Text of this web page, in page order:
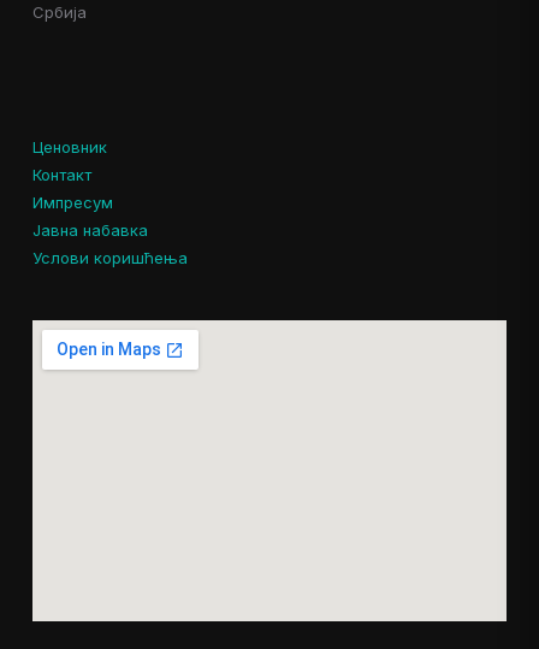
Србија
Ценовник
Контакт
Импресум
Јавна набавка
Услови коришћења